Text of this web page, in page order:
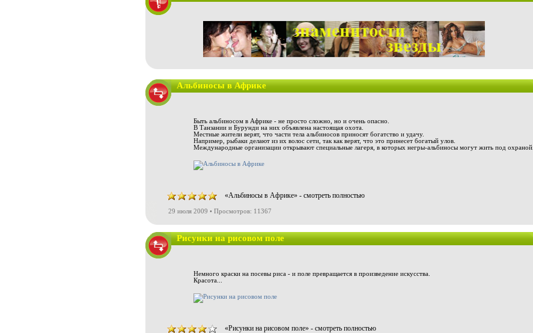
Альбиносы в Африке
Быть альбиносом в Африке - не просто сложно, но и очень опасно.
В Танзании и Бурунди на них объявлена настоящая охота.
Местные жители верят, что части тела альбиносов приносят богатство и удачу.
Например, рыбаки делают из их волос сети, так как верят, что это принесет богатый улов.
Международные организации открывают специальные лагеря, в которых негры-альбиносы могут жить под охраной.
«Альбиносы в Африке» - смотреть полностью
29 июля 2009 • Просмотров: 11367
Рисунки на рисовом поле
Немного краски на посевы риса - и поле превращается в произведение искусства.
Красота...
«Рисунки на рисовом поле» - смотреть полностью